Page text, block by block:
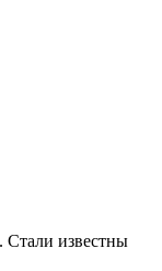
Стали известны